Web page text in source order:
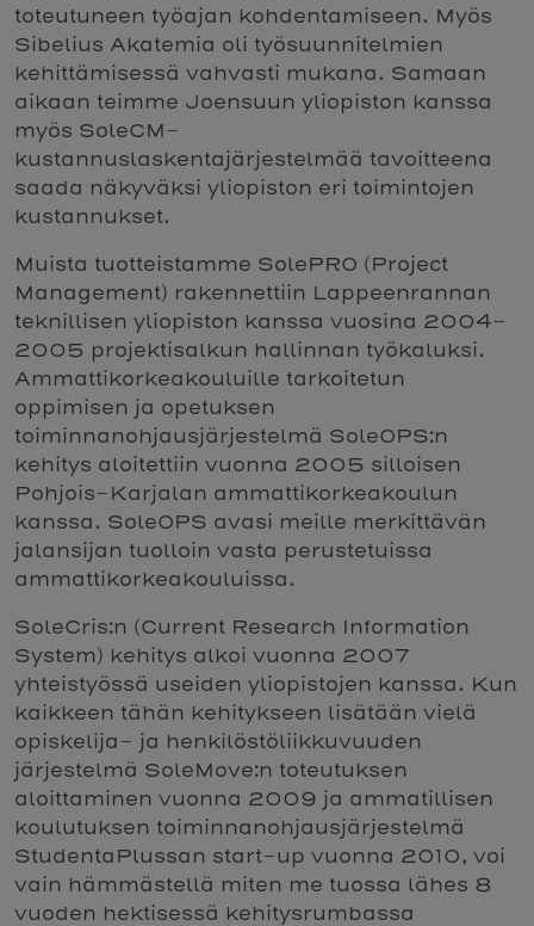
toteutuneen työajan kohdentamiseen. Myös
Sibelius Akatemia oli työsuunnitelmien
kehittämisessä vahvasti mukana. Samaan
aikaan teimme Joensuun yliopiston kanssa
myös SoleCM-
kustannuslaskentajärjestelmää tavoitteena
saada näkyväksi yliopiston eri toimintojen
kustannukset.
Muista tuotteistamme SolePRO (Project
Management) rakennettiin Lappeenrannan
teknillisen yliopiston kanssa vuosina 2004-
2005 projektisalkun hallinnan työkaluksi.
Ammattikorkeakouluille tarkoitetun
oppimisen ja opetuksen
toiminnanohjausjärjestelmä SoleOPS:n
kehitys aloitettiin vuonna 2005 silloisen
Pohjois-Karjalan ammattikorkeakoulun
kanssa. SoleOPS avasi meille merkittävän
jalansijan tuolloin vasta perustetuissa
ammattikorkeakouluissa.
SoleCris:n (Current Research Information
System) kehitys alkoi vuonna 2007
yhteistyössä useiden yliopistojen kanssa. Kun
kaikkeen tähän kehitykseen lisätään vielä
opiskelija- ja henkilöstöliikkuvuuden
järjestelmä SoleMove:n toteutuksen
aloittaminen vuonna 2009 ja ammatillisen
koulutuksen toiminnanohjausjärjestelmä
StudentaPlussan start-up vuonna 2010, voi
vain hämmästellä miten me tuossa lähes 8
vuoden hektisessä kehitysrumbassa